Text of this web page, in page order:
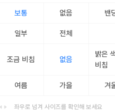
보통 없음 밴
일부 전체
조금 비침 없음
밝은
비침
여름 가을 겨
좌우로 넘겨 사이즈를 확인해 보세요